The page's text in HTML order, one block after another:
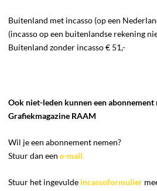
Buitenland met incasso (op een
(incasso op een buitenlandse rekening
Buitenland zonder incasso € 51,-
Ook niet-leden kunnen een abonnement
Grafiekmagazine RAAM
Wil je een abonnement nemen?
Stuur dan eene-mail.
Stuur het ingevulde incassoformulier